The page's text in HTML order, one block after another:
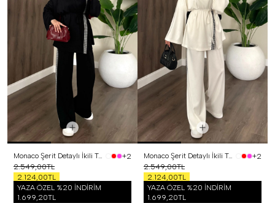
Monaco Şerit Detaylı İkili Takım Siyah
+2
2.549,00TL
2.124,00TL
YAZA ÖZEL %20 İNDİRİM
1.699,20TL
Monaco Şerit Detaylı İkili Takım Beyaz
+2
2.549,00TL
2.124,00TL
YAZA ÖZEL %20 İNDİRİM
1.699,20TL